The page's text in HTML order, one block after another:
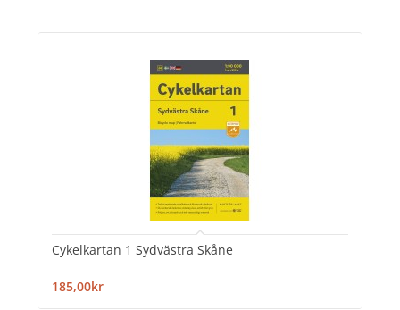
Cykelkartan 1 Sydvästra Skåne
185,00kr